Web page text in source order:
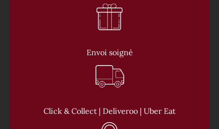
Envoi soigné
Click & Collect | Deliveroo | Uber Eat